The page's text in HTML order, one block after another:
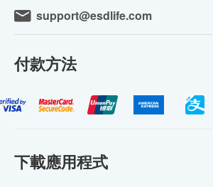
support@esdlife.com
付款方法
下載應用程式